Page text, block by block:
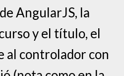
AngularJS, la
y el título, el
al controlador con